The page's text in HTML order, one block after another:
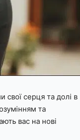
свої серця та долі в
та
вас на нові